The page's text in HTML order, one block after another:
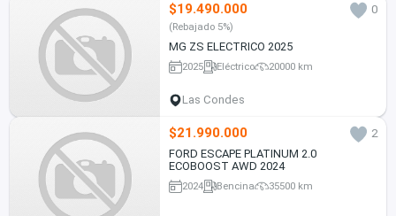
$19.490.000 0
(Rebajado 5%)
MG ZS ELECTRICO 2025
2025 Eléctrico 20000 km
Las Condes
$21.990.000
2
FORD ESCAPE PLATINUM 2.0
ECOBOOST AWD 2024
2024 Bencina 35500 km